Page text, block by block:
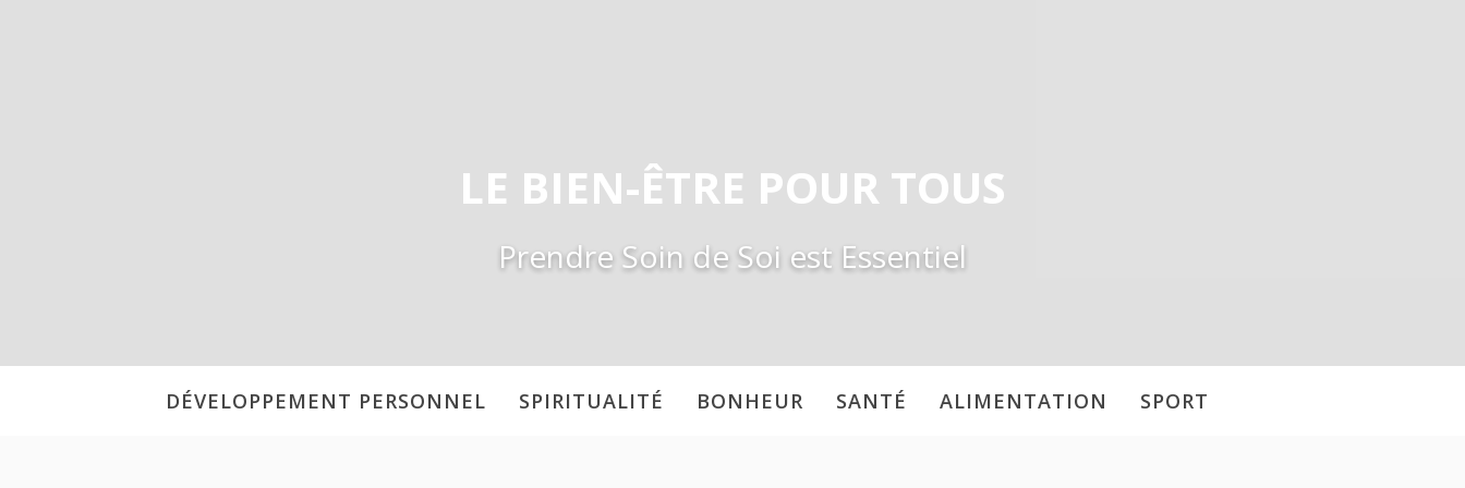
LE BIEN-ÊTRE POUR TOUS
Prendre Soin de Soi est Essentiel
DÉVELOPPEMENT PERSONNEL SPIRITUALITÉ BONHEUR SANTÉ ALIMENTATION SPORT